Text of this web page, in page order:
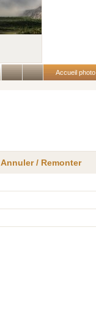
Accueil photo
Annuler / Remonter